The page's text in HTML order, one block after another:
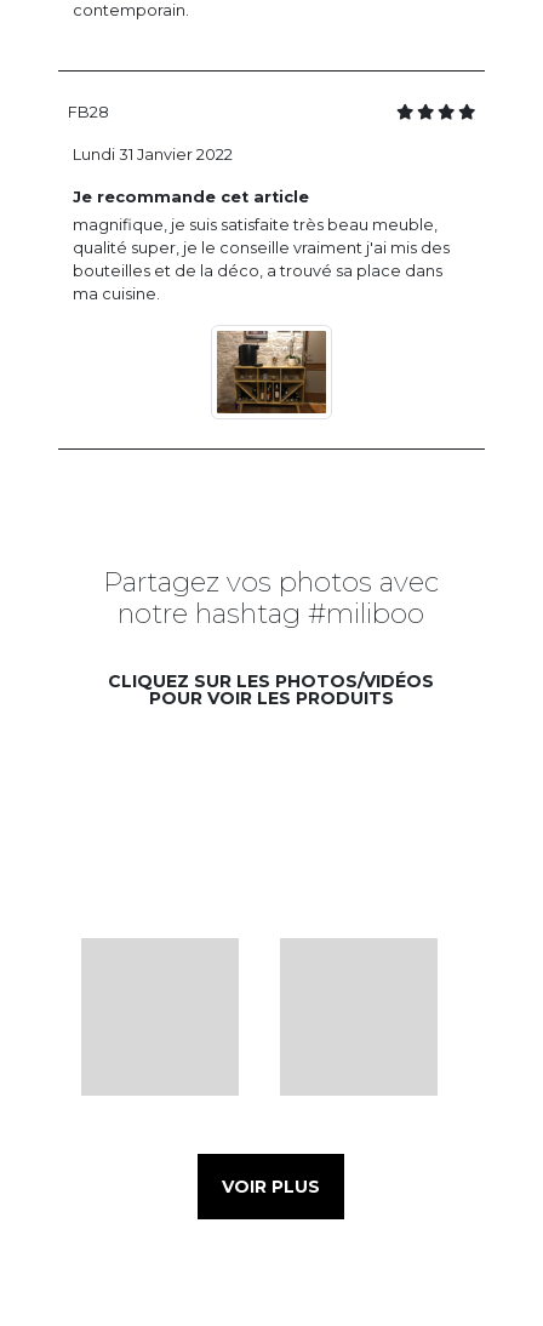
contemporain.
FB28
Je recommande cet article
magnifique, je suis satisfaite très beau meuble,
qualité super, je le conseille vraiment j'ai mis des
bouteilles et de la déco, a trouvé sa place dans
ma cuisine.
Lundi 31 Janvier 2022
Partagez vos photos avec
notre hashtag #miliboo
CLIQUEZ SUR LES PHOTOS/VIDÉOS
POUR VOIR LES PRODUITS
VOIR PLUS